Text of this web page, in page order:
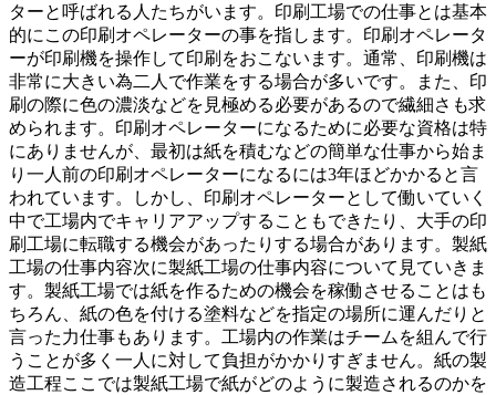
ターと呼ばれる人たちがいます。印刷工場での仕事とは基本
的にこの印刷オペレーターの事を指します。印刷オペレータ
ーが印刷機を操作して印刷をおこないます。通常、印刷機は
非常に大きい為二人で作業をする場合が多いです。また、印
刷の際に色の濃淡などを見極める必要があるので繊細さも求
められます。印刷オペレーターになるために必要な資格は特
にありませんが、最初は紙を積むなどの簡単な仕事から始ま
り一人前の印刷オペレーターになるには3年ほどかかると言
われています。しかし、印刷オペレーターとして働いていく
中で工場内でキャリアアップすることもできたり、大手の印
刷工場に転職する機会があったりする場合があります。製紙
工場の仕事内容次に製紙工場の仕事内容について見ていきま
す。製紙工場では紙を作るための機会を稼働させることはも
ちろん、紙の色を付ける塗料などを指定の場所に運んだりと
言った力仕事もあります。工場内の作業はチームを組んで行
うことが多く一人に対して負担がかかりすぎません。紙の製
造工程ここでは製紙工場で紙がどのように製造されるのかを